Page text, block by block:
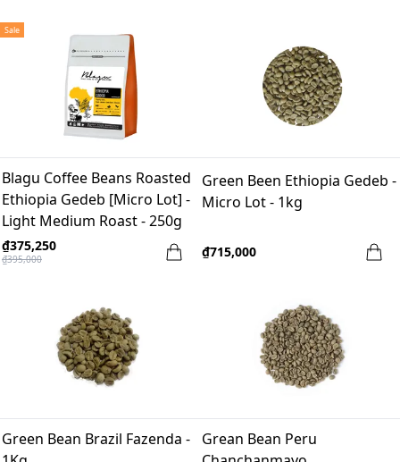
Sale
Blagu Coffee Beans Roasted
Ethiopia Gedeb [Micro Lot] -
Light Medium Roast - 250g
₫375,250
₫395,000
Green Been Ethiopia Gedeb -
Micro Lot - 1kg
₫715,000
Green Bean Brazil Fazenda -
Grean Bean Peru